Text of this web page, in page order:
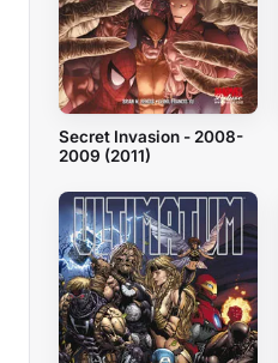
Secret Invasion - 2008-
2009 (2011)